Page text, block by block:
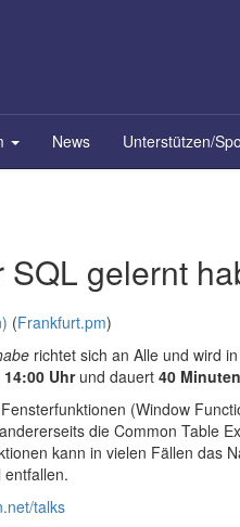
News Unterstützen/
SQL gelernt
(Frankfurt.pm)
richtet sich an Alle und wird
14:00 Uhrund dauert 40 Minuten
(Window
die Common Table
kann in vielen Fällen das
talks